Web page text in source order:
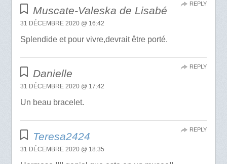
Muscate-Valeska de Lisabé
31 DÉCEMBRE 2020 @ 16:42
Splendide et pour vivre,devrait être porté.
REPLY
Danielle
31 DÉCEMBRE 2020 @ 17:42
Un beau bracelet.
REPLY
Teresa2424
31 DÉCEMBRE 2020 @ 18:35
REPLY